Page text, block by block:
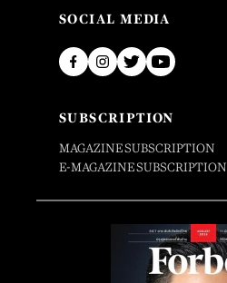
SOCIAL MEDIA
SUBSCRIPTION
MAGAZINE SUBSCRIPTION
E-MAGAZINE SUBSCRIPTION